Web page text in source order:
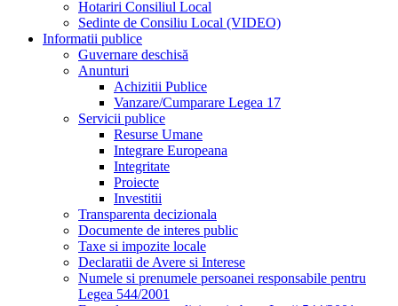
Hotariri Consiliul Local
Sedinte de Consiliu Local (VIDEO)
Informatii publice
Guvernare deschisă
Anunturi
Achizitii Publice
Vanzare/Cumparare Legea 17
Servicii publice
Resurse Umane
Integrare Europeana
Integritate
Proiecte
Investitii
Transparenta decizionala
Documente de interes public
Taxe si impozite locale
Declaratii de Avere si Interese
Numele si prenumele persoanei responsabile pentru
Legea 544/2001